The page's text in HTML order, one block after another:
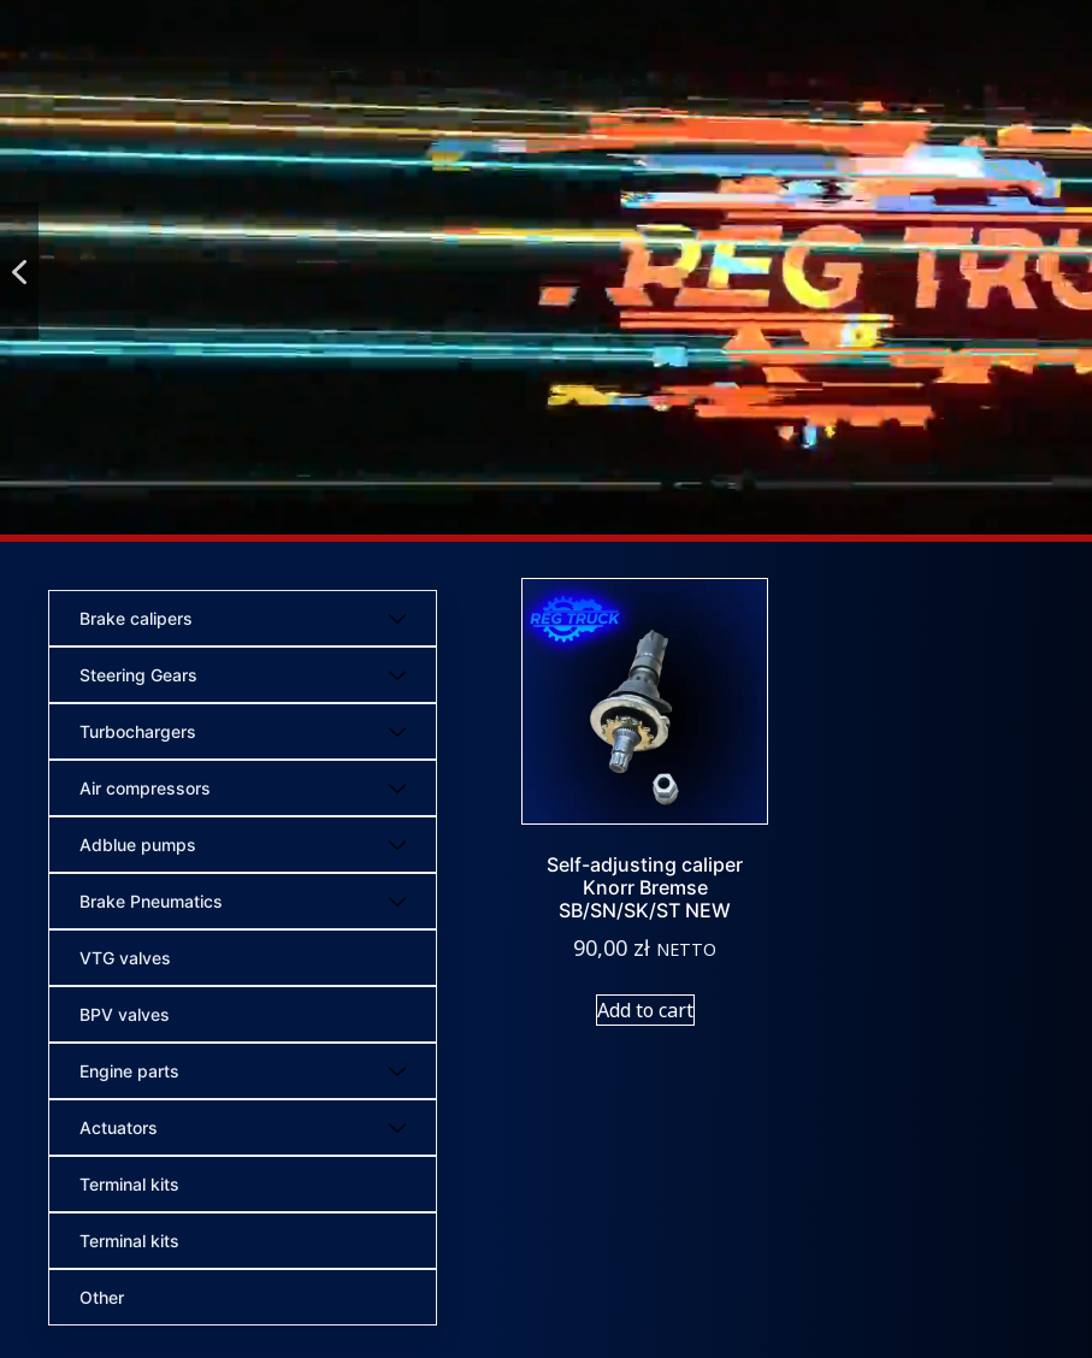
Brake calipers
Steering Gears
Turbochargers
Air compressors
Adblue pumps
Brake Pneumatics
VTG valves
BPV valves
Engine parts
Actuators
Terminal kits
Terminal kits
Other
Self-adjusting caliper
Knorr Bremse
SB/SN/SK/ST NEW
90,00 zł NETTO
Add to cart